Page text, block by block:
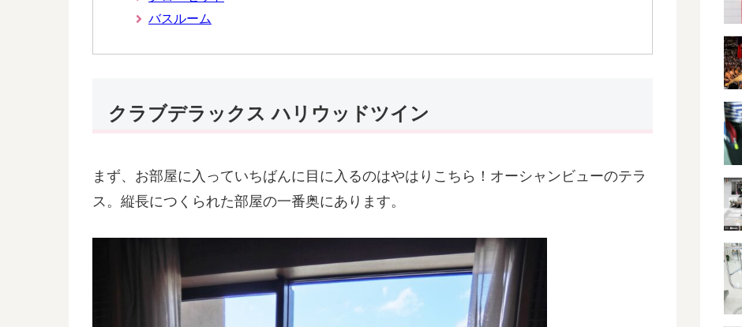
バスルーム
クラブデラックス ハリウッドツイン
まず、お部屋に入っていちばんに目に入るのはやはりこちら！オーシャンビューのテラ
ス。縦長につくられた部屋の一番奥にあります。